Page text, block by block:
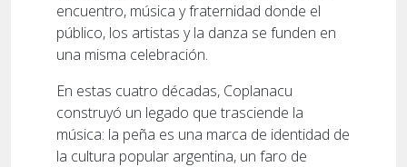
encuentro, música y fraternidad donde el
público, los artistas y la danza se funden en
una misma celebración.
En estas cuatro décadas, Coplanacu
construyó un legado que trasciende la
música: la peña es una marca de identidad de
la cultura popular argentina, un faro de